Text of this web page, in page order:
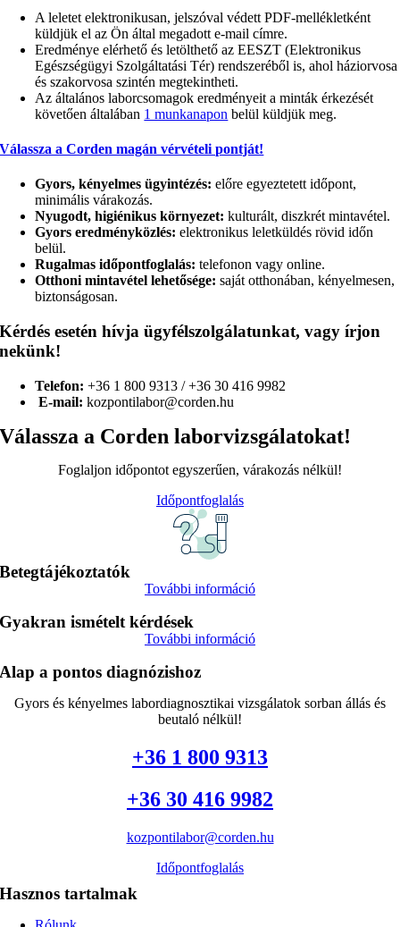
A leletet elektronikusan, jelszóval védett PDF-mellékletként
küldjük el az Ön által megadott e-mail címre.
Eredménye elérhető és letölthető az EESZT (Elektronikus
Egészségügyi Szolgáltatási Tér) rendszeréből is, ahol háziorvosa
és szakorvosa szintén megtekintheti.
Az általános laborcsomagok eredményeit a minták érkezését
követően általában 1 munkanapon belül küldjük meg.
Válassza a Corden magán vérvételi pontját!
Gyors, kényelmes ügyintézés: előre egyeztetett időpont,
minimális várakozás.
Nyugodt, higiénikus környezet: kulturált, diszkrét mintavétel.
Gyors eredményközlés: elektronikus leletküldés rövid időn
belül.
Rugalmas időpontfoglalás: telefonon vagy online.
Otthoni mintavétel lehetősége: saját otthonában, kényelmesen,
biztonságosan.
Kérdés esetén hívja ügyfélszolgálatunkat, vagy írjon
nekünk!
Telefon: +36 1 800 9313 / +36 30 416 9982
E-mail: kozpontilabor@corden.hu
Válassza a Corden labor­­­vizsgálatokat!
Foglaljon időpontot egyszerűen, várakozás nélkül!
Időpontfoglalás
Betegtájékoztatók
További információ
Gyakran ismételt kérdések
További információ
Alap a pontos diagnózishoz
Gyors és kényelmes labordiagnosztikai vizsgálatok sorban állás és
beutaló nélkül!
+36 1 800 9313
+36 30 416 9982
kozpontilabor@corden.hu
Időpontfoglalás
Hasznos tartalmak